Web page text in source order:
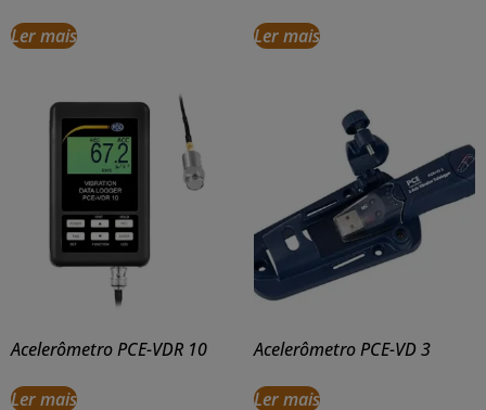
Ler mais Ler mais
Acelerômetro PCE-VDR 10
Ler mais
Acelerômetro PCE-VD 3
Ler mais